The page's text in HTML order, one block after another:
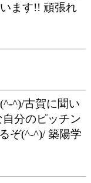
ます!! 頑張れ
^)/古賀に聞い
分のピッチン
ぞ(^-^)/ 築陽学